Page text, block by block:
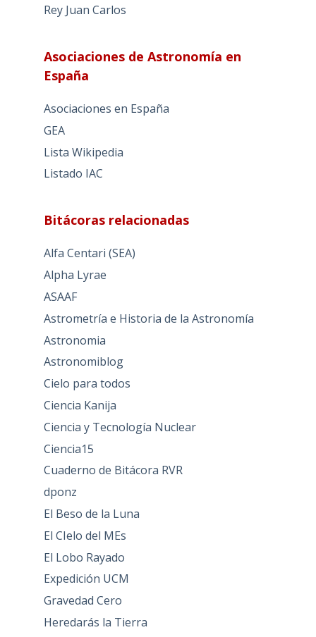
Rey Juan Carlos
Asociaciones de Astronomía en
España
Asociaciones en España
GEA
Lista Wikipedia
Listado IAC
Bitácoras relacionadas
Alfa Centari (SEA)
Alpha Lyrae
ASAAF
Astrometría e Historia de la Astronomía
Astronomia
Astronomiblog
Cielo para todos
Ciencia Kanija
Ciencia y Tecnología Nuclear
Ciencia15
Cuaderno de Bitácora RVR
dponz
El Beso de la Luna
El CIelo del MEs
El Lobo Rayado
Expedición UCM
Gravedad Cero
Heredarás la Tierra